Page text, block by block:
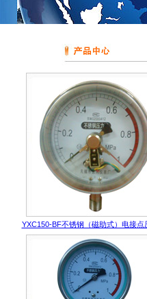
YXC150-BF不锈钢（磁助式）电接点